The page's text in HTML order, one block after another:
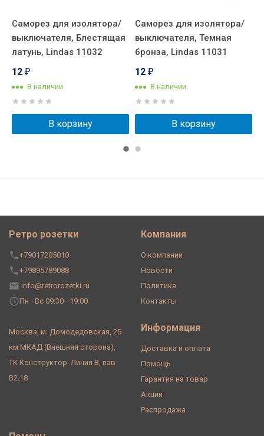
Саморез для изолятора/
выключателя, Блестящая
латунь, Lindas 11032
12 ₽
В наличии
В корзину
Саморез для изолятора/
выключателя, Темная
бронза, Lindas 11031
12 ₽
В наличии
В корзину
Ретро розетки
+79017205010
+79895789088
info@retrorozetki.ru
Пн—Вс 09:30—19:00
Москва, м. Домодедовская, 25
км МКАД (Внешняя сторона),
ТК Конструктор. Линия В, пав
В2.18
Компания
О компании
Новости
Политика
Контакты
Информация
Доставка и оплата
Помощь
Гарантия на товар
Акции
Распродажа